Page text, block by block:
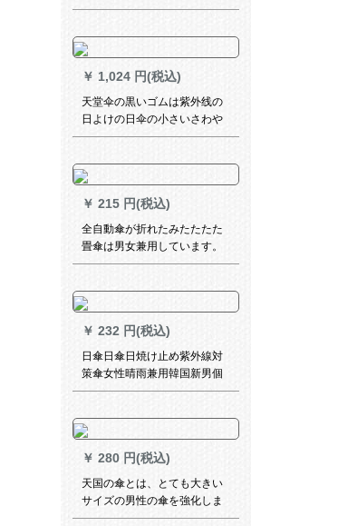
1.26 m 12骨二重人型傘511十
CM-ラテックス（ゴアドハー
ン）
￥ 1,024 円(税込)
天堂伞の黒いゴムは紫外线の
日よけの日伞の小さいさわや
かな女性をガードします。
￥ 215 円(税込)
全自動傘が折れたみたたたた
畳傘は男女兼用しています。
学生アイデアの日傘直柄10骨
￥ 232 円(税込)
日傘日傘日焼け止め紫外線対
策傘女性晴雨兼用韓国新男個
性創意潮流星空傘星空
￥ 280 円(税込)
天国の傘とは、とても大きい
サイズの男性の傘を強化しま
す。三人のビジは一家で水を